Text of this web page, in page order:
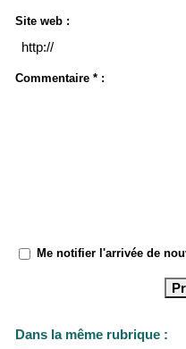
Site web :
Commentaire * :
Me notifier l'arrivée de
Dans la même rubrique :